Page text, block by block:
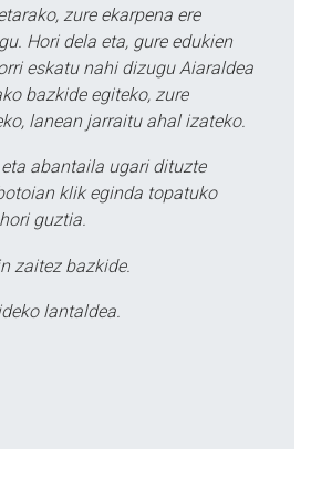
zure ekarpena ere
Hori dela eta, gure edukien
eskatu nahi dizugu Aiaraldea
bazkide egiteko, zure
lanean jarraitu ahal izateko.
abantaila ugari dituzte
klik eginda topatuko
guztia.
zaitez bazkide.
lantaldea.